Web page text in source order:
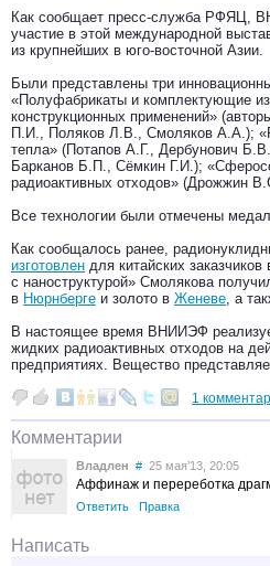
Как сообщает пресс-служба РФЯЦ,
участие в этой международной
из крупнейших в юго-восточной Азии.
Были представлены три
«Полуфабрикаты и комплектующие
конструкционных применений»
П.И., Поляков Л.В., Смоляков А.А.);
тепла» (Потапов А.Г., Дербунович
Барканов Б.П., Сёмкин Г.И.);
радиоактивных отходов» (Дрожжин
Все технологии были отмечены
Как сообщалось ранее,
изготовлен для китайских
с наноструктурой» Смолякова
в Нюрнберге и золото в Женеве, а
В настоящее время ВНИИЭФ
жидких радиоактивных отходов на
предприятиях. Вещество
1
Комментарии
Владлен # 25 мая’13, 20:05
Аффинаж и перереботка
Ответить Правка
Написать